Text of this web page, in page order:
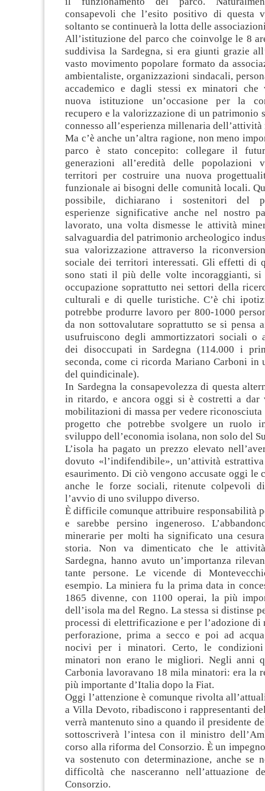
consapevoli che l’esito positivo di questa
soltanto se continuerà la lotta delle
All’istituzione del parco che coinvolge le 8
suddivisa la Sardegna, si era giunti grazie
vasto movimento popolare formato da
ambientaliste, organizzazioni sindacali,
accademico e dagli stessi ex minatori che
nuova istituzione un’occasione per la
recupero e la valorizzazione di un patrimonio
connesso all’esperienza millenaria
Ma c’è anche un’altra ragione, non meno
parco è stato concepito: collegare il
generazioni all’eredità delle popolazioni
territori per costruire una nuova
funzionale ai bisogni delle comunità locali.
possibile, dichiarano i sostenitori del
esperienze significative anche nel nostro
lavorato, una volta dismesse le attività
salvaguardia del patrimonio archeologico
sua valorizzazione attraverso la
sociale dei territori interessati. Gli effetti di
sono stati il più delle volte incoraggianti, si
occupazione soprattutto nei settori della
culturali e di quelle turistiche. C’è chi
potrebbe produrre lavoro per 800-1000
da non sottovalutare soprattutto se si pensa
usufruiscono degli ammortizzatori sociali o
dei disoccupati in Sardegna (114.000 i
seconda, come ci ricorda Mariano Carboni in
del quindicinale).
In Sardegna la consapevolezza di questa
in ritardo, e ancora oggi si è costretti a dar
mobilitazioni di massa per vedere
progetto che potrebbe svolgere un ruolo
sviluppo dell’economia isolana, non solo del
L’isola ha pagato un prezzo elevato
dovuto «l’indifendibile», un’attività
esaurimento. Di ciò vengono accusate oggi le
anche le forze sociali, ritenute colpevoli
l’avvio di uno sviluppo diverso.
È difficile comunque attribuire responsabilità
e sarebbe persino ingeneroso.
minerarie per molti ha significato una
storia. Non va dimenticato che le
Sardegna, hanno avuto un’importanza
tante persone. Le vicende di
esempio. La miniera fu la prima data in
1865 divenne, con 1100 operai, la più
dell’isola ma del Regno. La stessa si distinse
processi di elettrificazione e per l’adozione
perforazione, prima a secco e poi ad
nocivi per i minatori. Certo, le
minatori non erano le migliori. Negli anni
Carbonia lavoravano 18 mila minatori: era la
più importante d’Italia dopo la Fiat.
Oggi l’attenzione è comunque rivolta
a Villa Devoto, ribadiscono i rappresentanti
verrà mantenuto sino a quando il presidente
sottoscriverà l’intesa con il ministro
corso alla riforma del Consorzio. È un
va sostenuto con determinazione, anche se
difficoltà che nasceranno nell’attuazione
Consorzio.